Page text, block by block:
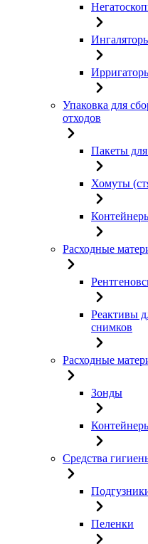
Упаковка для
отходов
Пакеты
Хомуты
Расходные
Реактивы
снимков
Расходные
Зонды
Средства
Пеленки